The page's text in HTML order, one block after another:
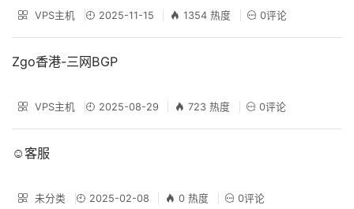
VPS主机 2025-11-15 1354 热度 0评论
Zgo香港-三网BGP
VPS主机 2025-08-29 723 热度 0评论
☺️客服
未分类 2025-02-08 0 热度 0评论